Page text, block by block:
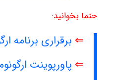
حتما بخوانید:
⇐ برقراری برنامه
⇐ پاورپوینت